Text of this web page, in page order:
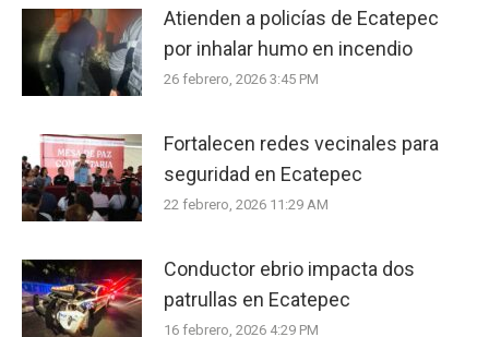
Atienden a policías de Ecatepec
por inhalar humo en incendio
26 febrero, 2026 3:45 PM
Fortalecen redes vecinales para
seguridad en Ecatepec
22 febrero, 2026 11:29 AM
Conductor ebrio impacta dos
patrullas en Ecatepec
16 febrero, 2026 4:29 PM